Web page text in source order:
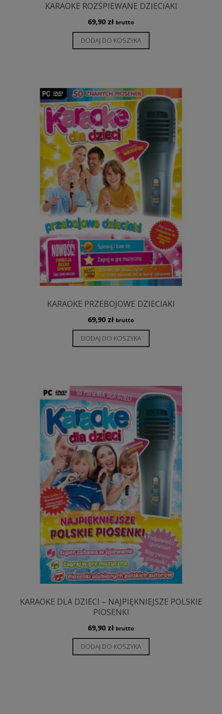
KARAOKE ROZŚPIEWANE DZIECIAKI
69,90 zł brutto
DODAJ DO KOSZYKA
KARAOKE PRZEBOJOWE DZIECIAKI
69,90 zł brutto
DODAJ DO KOSZYKA
KARAOKE DLA DZIECI – NAJPIĘKNIEJSZE POLSKIE
PIOSENKI
69,90 zł brutto
DODAJ DO KOSZYKA